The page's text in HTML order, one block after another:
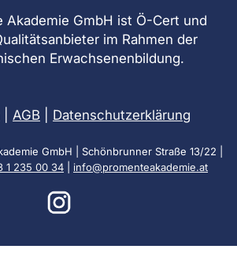
Akademie GmbH ist Ö-Cert und
im Rahmen der
Erwachsenenbildung.
AGB Datenschutzerklärung
GmbH | Schönbrunner Straße 13/22 |
1 235 00 34 info@promenteakademie.at